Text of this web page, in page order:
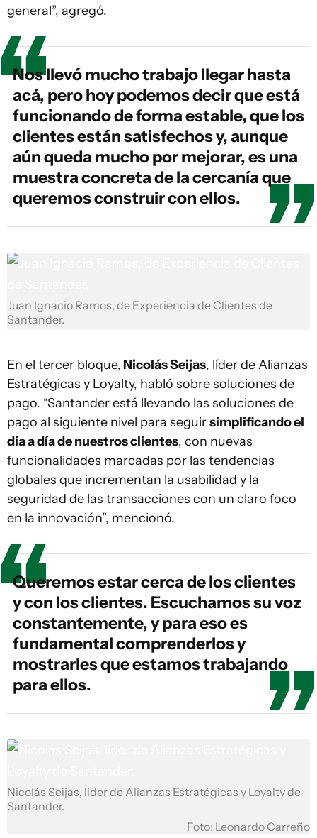
general”, agregó.
Nos llevó mucho trabajo llegar hasta
acá, pero hoy podemos decir que está
funcionando de forma estable, que los
clientes están satisfechos y, aunque
aún queda mucho por mejorar, es una
muestra concreta de la cercanía que
queremos construir con ellos.
Juan Ignacio Ramos, de Experiencia de Clientes de
Santander.
En el tercer bloque, Nicolás Seijas, líder de Alianzas
Estratégicas y Loyalty, habló sobre soluciones de
pago. “Santander está llevando las soluciones de
pago al siguiente nivel para seguirsimplificando el
día a día de nuestros clientes, con nuevas
funcionalidades marcadas por las tendencias
globales que incrementan la usabilidad y la
seguridad de las transacciones con un claro foco
en la innovación”, mencionó.
Queremos estar cerca de los clientes
y con los clientes. Escuchamos su voz
constantemente, y para eso es
fundamental comprenderlos y
mostrarles que estamos trabajando
para ellos.
Nicolás Seijas, líder de Alianzas Estratégicas y Loyalty de
Santander.
Foto: Leonardo Carreño